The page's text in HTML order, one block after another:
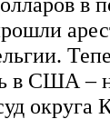
в США –